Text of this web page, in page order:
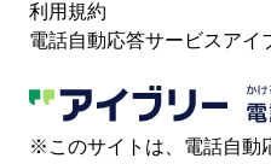
利用規約
電話自動応答サービスアイ
※このサイトは、電話自動